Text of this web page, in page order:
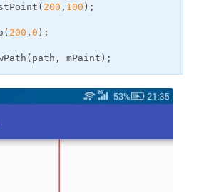
( 200 , 100 );
( 200 , 0 );
( path , mPaint );